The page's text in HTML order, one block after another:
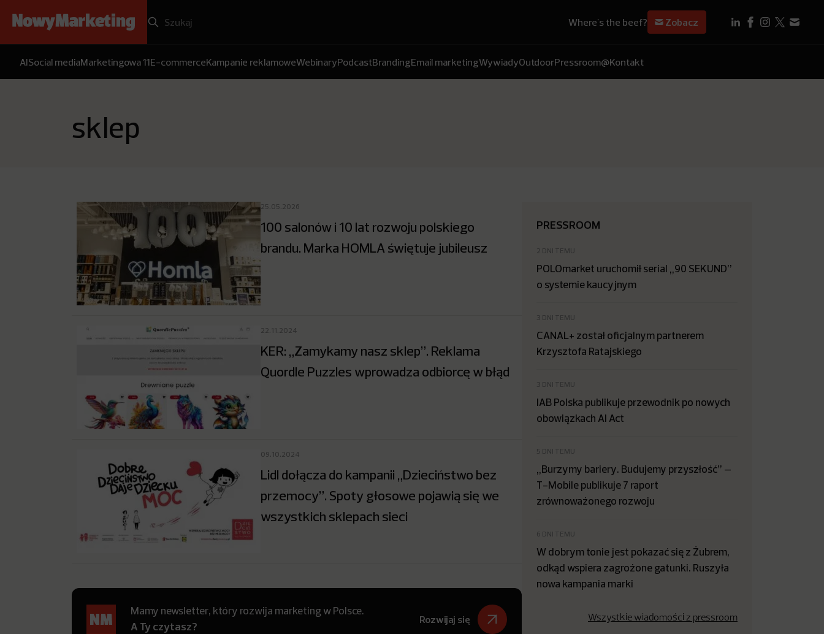
Where's the beef? Zobacz
AISocial mediaMarketingowa 11E-commerceKampanie reklamoweWebinaryPodcastBrandingEmail marketingWywiadyOutdoorPressroom@Kontakt
sklep
25.05.2026
100 salonów i 10 lat rozwoju polskiego
brandu. Marka HOMLA świętuje jubileusz
22.11.2024
KER: „Zamykamy nasz sklep”. Reklama
Quordle Puzzles wprowadza odbiorcę w błąd
09.10.2024
Lidl dołącza do kampanii „Dzieciństwo bez
przemocy”. Spoty głosowe pojawią się we
wszystkich sklepach sieci
Mamy newsletter, który rozwija marketing w Polsce.
A Ty czytasz?
Rozwijaj się
PRESSROOM
2 DNI TEMU
POLOmarket uruchomił serial „90 SEKUND”
o systemie kaucyjnym
3 DNI TEMU
CANAL+ został oficjalnym partnerem
Krzysztofa Ratajskiego
3 DNI TEMU
IAB Polska publikuje przewodnik po nowych
obowiązkach AI Act
5 DNI TEMU
„Burzymy bariery. Budujemy przyszłość” –
T-Mobile publikuje 7 raport
zrównoważonego rozwoju
6 DNI TEMU
W dobrym tonie jest pokazać się z Żubrem,
odkąd wspiera zagrożone gatunki. Ruszyła
nowa kampania marki
Wszystkie wiadomości z pressroom